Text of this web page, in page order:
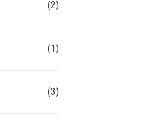
(2)
(1)
(3)